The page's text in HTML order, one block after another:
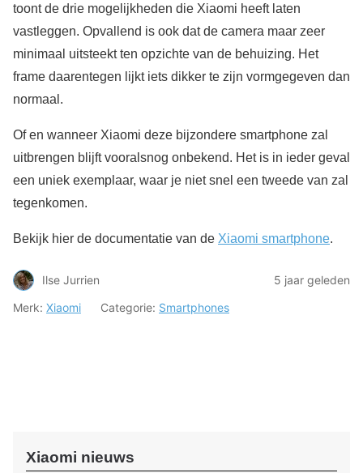
toont de drie mogelijkheden die Xiaomi heeft laten
vastleggen. Opvallend is ook dat de camera maar zeer
minimaal uitsteekt ten opzichte van de behuizing. Het
frame daarentegen lijkt iets dikker te zijn vormgegeven dan
normaal.
Of en wanneer Xiaomi deze bijzondere smartphone zal
uitbrengen blijft vooralsnog onbekend. Het is in ieder geval
een uniek exemplaar, waar je niet snel een tweede van zal
tegenkomen.
Bekijk hier de documentatie van de Xiaomi smartphone.
Ilse Jurrien
5 jaar geleden
Merk: Xiaomi Categorie: Smartphones
Xiaomi nieuws